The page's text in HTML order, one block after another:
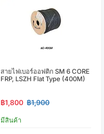
สายไฟเบอร์ออฟติก SM 6 CORE
FRP, LSZH Flat Type (400M)
฿1,800 ฿1,900
มีสินค้า